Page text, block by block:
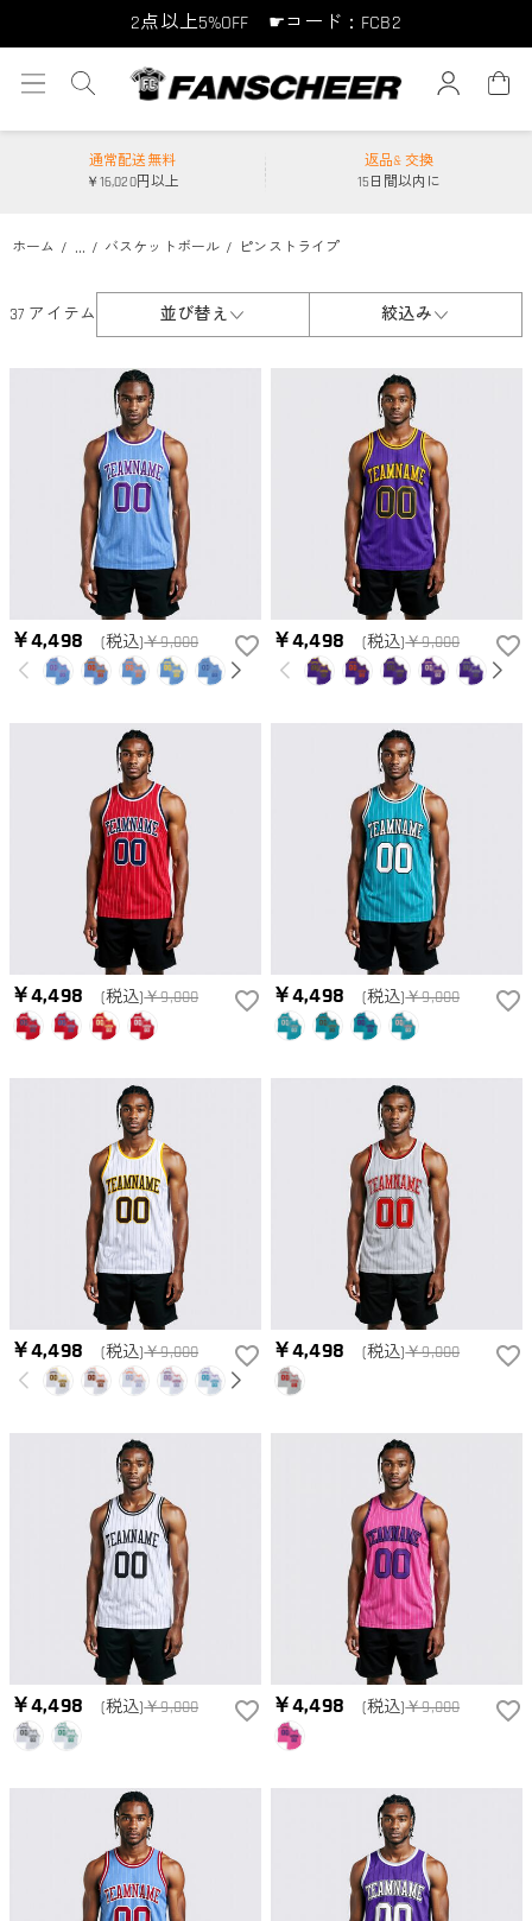
2点以上5%OFF ☛コード：FCB2
10点以上10%OFF ☛コード：FCB10
通常配送無料
￥16,020円以上
返品& 交換
15日間以内に
ホーム ... バスケットボール ピンストライプ
37 アイテム 並び替え 絞込み
￥4,498 (税込)￥9,000 ￥4,498 (税込)￥9,000
￥4,498 (税込)￥9,000 ￥4,498 (税込)￥9,000
￥4,498 (税込)￥9,000 ￥4,498 (税込)￥9,000
￥4,498 (税込)￥9,000 ￥4,498 (税込)￥9,000